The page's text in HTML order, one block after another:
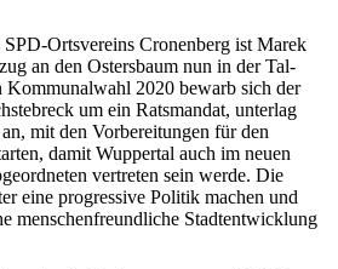
Ortsvereins Cronenberg ist Marek
an den Ostersbaum nun in der Tal-
Kommunalwahl 2020 bewarb sich der
um ein Ratsmandat, unterlag
mit den Vorbereitungen für den
damit Wuppertal auch im neuen
vertreten sein werde. Die
eine progressive Politik machen und
menschenfreundliche Stadtentwicklung